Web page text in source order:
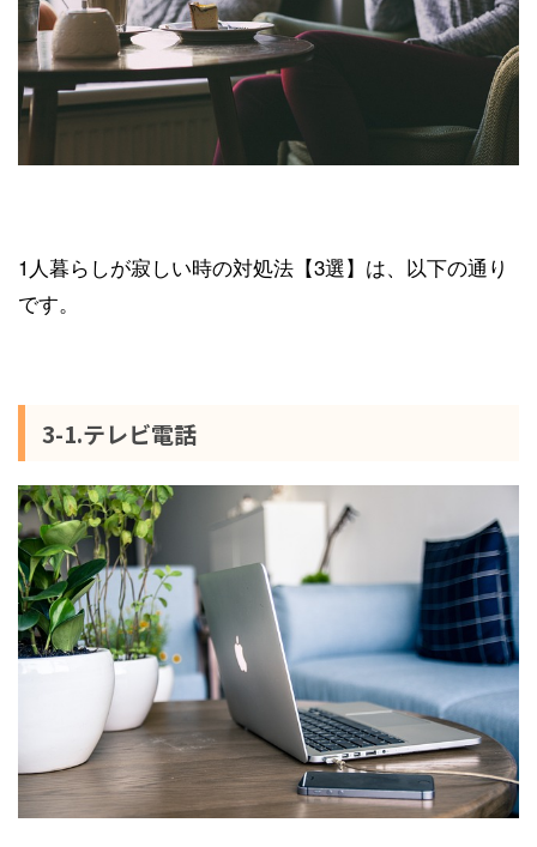
1人暮らしが寂しい時の対処法【3選】は、以下の通り
です。
3-1.テレビ電話